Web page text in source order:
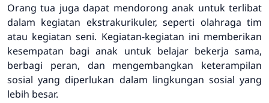
Orang tua juga dapat mendorong anak untuk terlibat
dalam kegiatan ekstrakurikuler, seperti olahraga tim
atau kegiatan seni. Kegiatan-kegiatan ini memberikan
kesempatan bagi anak untuk belajar bekerja sama,
berbagi peran, dan mengembangkan keterampilan
sosial yang diperlukan dalam lingkungan sosial yang
lebih besar.